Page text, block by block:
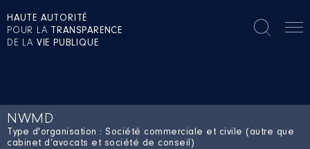
HAUTE AUTORITÉ
POUR LA TRANSPARENCE
DE LA VIE PUBLIQUE
NWMD
Type d'organisation : Société commerciale et civile (autre que
cabinet d’avocats et société de conseil)